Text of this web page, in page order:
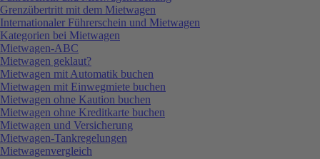
Grenzübertritt mit dem Mietwagen
Internationaler Führerschein und Mietwagen
Kategorien bei Mietwagen
Mietwagen-ABC
Mietwagen geklaut?
Mietwagen mit Automatik buchen
Mietwagen mit Einwegmiete buchen
Mietwagen ohne Kaution buchen
Mietwagen ohne Kreditkarte buchen
Mietwagen und Versicherung
Mietwagen-Tankregelungen
Mietwagenvergleich